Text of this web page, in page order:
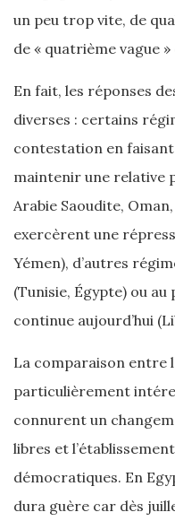
un peu trop vite, de
de « quatrième vague
En fait, les réponses
diverses : certains
contestation en
maintenir une relative
Arabie Saoudite,
exercèrent une
Yémen), d’autres
(Tunisie, Égypte) ou au
continue aujourd’hui
La comparaison entre
particulièrement
connurent un
libres et
démocratiques. En
dura guère car dès